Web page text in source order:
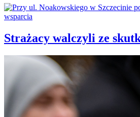
Strażacy walczyli ze